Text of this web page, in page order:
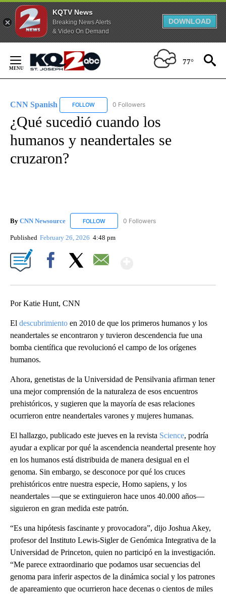
KQTV News
Breaking News Alerts
& Video On Demand
DOWNLOAD
Content
77°
CNN Spanish FOLLOW FOLLOW "CNN SPANISH" TO RECEIVE
0 Followers
¿Qué sucedió cuando los
humanos y neandertales se
cruzaron?
By CNN Newsource FOLLOW FOLLOW "CNN NEWSOURCE" TO RECEIVE
0 Followers
Published February 26, 2026 4:48 pm
Por Katie Hunt, CNN
El descubrimiento en 2010 de que los primeros humanos y los
neandertales se encontraron y tuvieron descendencia fue una
bomba científica que revolucionó el campo de los orígenes
humanos.
Ahora, genetistas de la Universidad de Pensilvania afirman tener
una mejor comprensión de la naturaleza de esos encuentros
prehistóricos, y sugieren que la mayoría de esas relaciones
ocurrieron entre neandertales varones y mujeres humanas.
El hallazgo, publicado este jueves en la revista Science, podría
ayudar a explicar por qué la ascendencia neandertal presente hoy
en los humanos está distribuida de manera desigual en el
genoma. Sin embargo, se desconoce por qué los cruces
prehistóricos entre nuestra especie, Homo sapiens, y los
neandertales —que se extinguieron hace unos 40.000 años—
siguieron en gran medida este patrón.
“Es una hipótesis fascinante y provocadora”, dijo Joshua Akey,
profesor del Instituto Lewis-Sigler de Genómica Integrativa de la
Universidad de Princeton, quien no participó en la investigación.
“Me parece extraordinario que podamos usar secuencias del
genoma para inferir aspectos de la dinámica social y los patrones
de apareamiento que ocurrieron hace decenas o cientos de miles